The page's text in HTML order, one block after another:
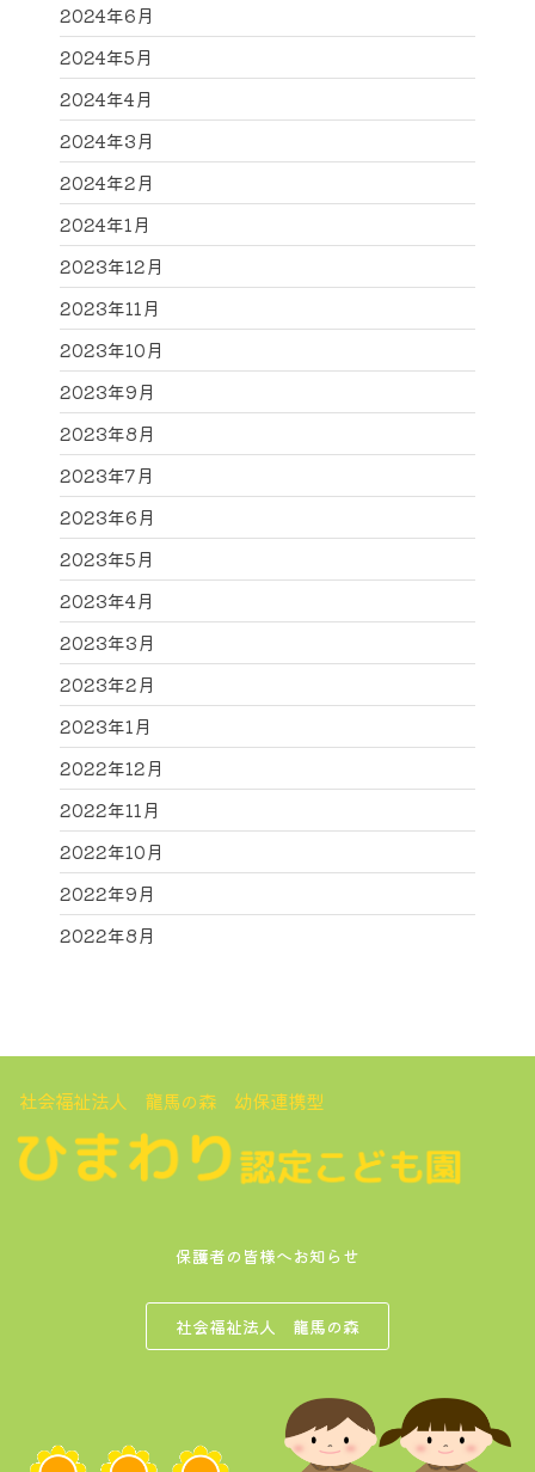
2024年6月
2024年5月
2024年4月
2024年3月
2024年2月
2024年1月
2023年12月
2023年11月
2023年10月
2023年9月
2023年8月
2023年7月
2023年6月
2023年5月
2023年4月
2023年3月
2023年2月
2023年1月
2022年12月
2022年11月
2022年10月
2022年9月
2022年8月
社会福祉法人 龍馬の森 幼保連携型
保護者の皆様へお知らせ
社会福祉法人 龍馬の森